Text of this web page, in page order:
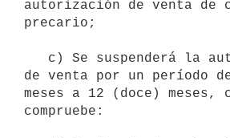
autorización de venta de
precario;
de venta por un período
meses a 12 (doce) meses,
compruebe: